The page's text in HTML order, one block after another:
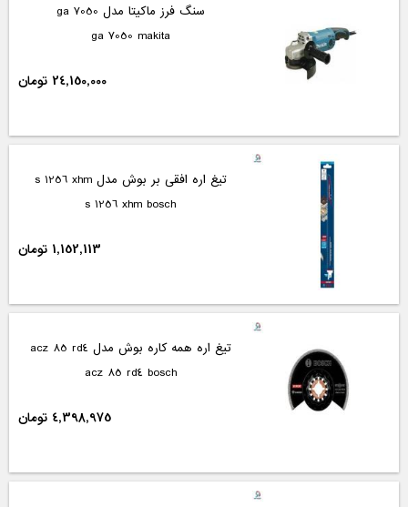
سنگ فرز ماکیتا مدل ga 7050
ga 7050 makita
24,150,000 تومان
تیغ اره افقی بر بوش مدل s 1256 xhm
s 1256 xhm bosch
1,152,113 تومان
تیغ اره همه کاره بوش مدل acz 85 rd4
acz 85 rd4 bosch
4,398,975 تومان